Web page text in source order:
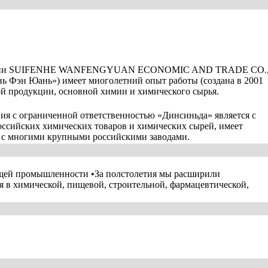
SUIFENHE WANFENGYUAN ECONOMIC AND TRADE
Фэн Юань») имеет многолетний опыт работы (создана в 2001
продукции, основной химии и химического сырья.
ограниченной ответственностью «Динсиньда» является с
химических товаров и химических сырей, имеет
многими крупными российскими заводами.
промышленности •За полстолетия мы расширили
химической, пищевой, строительной, фармацевтической,